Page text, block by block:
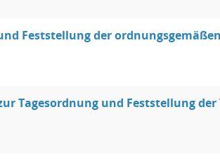
Feststellung der
Tagesordnung und Feststellung